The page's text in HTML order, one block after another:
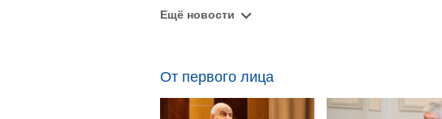
Ещё новости
От первого лица